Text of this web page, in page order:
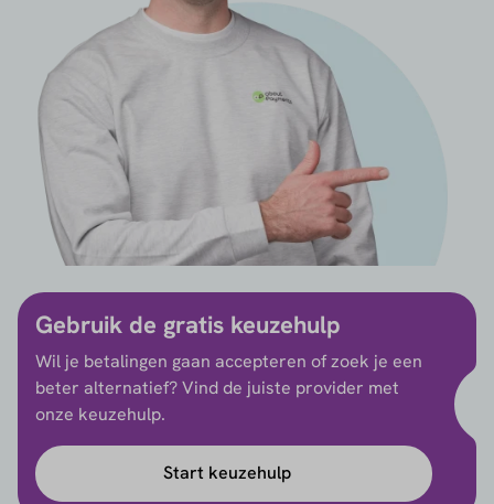
Gebruik de gratis keuzehulp
Wil je betalingen gaan accepteren of zoek je een
beter alternatief? Vind de juiste provider met
onze keuzehulp.
Start keuzehulp